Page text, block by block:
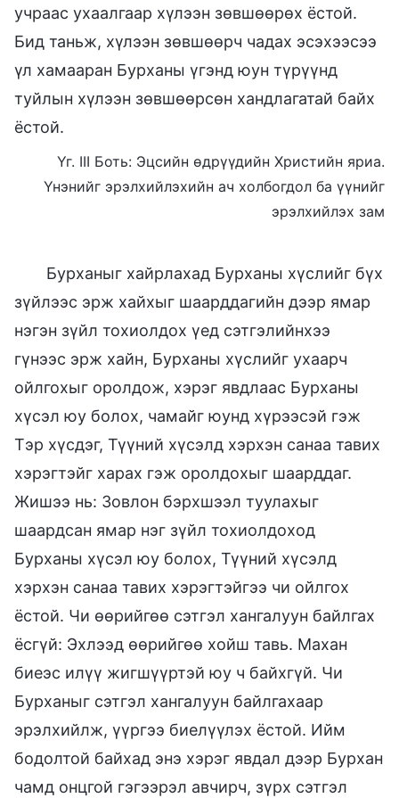
учраас ухаалгаар хүлээн зөвшөөрөх ёстой.
Бид таньж, хүлээн зөвшөөрч чадах эсэхээсээ
үл хамааран Бурханы үгэнд юун түрүүнд
туйлын хүлээн зөвшөөрсөн хандлагатай байх
ёстой.
Үг. III Боть: Эцсийн өдрүүдийн Христийн яриа.
Үнэнийг эрэлхийлэхийн ач холбогдол ба үүнийг
эрэлхийлэх зам
Бурханыг хайрлахад Бурханы хүслийг бүх
зүйлээс эрж хайхыг шаарддагийн дээр ямар
нэгэн зүйл тохиолдох үед сэтгэлийнхээ
гүнээс эрж хайн, Бурханы хүслийг ухаарч
ойлгохыг оролдож, хэрэг явдлаас Бурханы
хүсэл юу болох, чамайг юунд хүрээсэй гэж
Тэр хүсдэг, Түүний хүсэлд хэрхэн санаа тавих
хэрэгтэйг харах гэж оролдохыг шаарддаг.
Жишээ нь: Зовлон бэрхшээл туулахыг
шаардсан ямар нэг зүйл тохиолдоход
Бурханы хүсэл юу болох, Түүний хүсэлд
хэрхэн санаа тавих хэрэгтэйгээ чи ойлгох
ёстой. Чи өөрийгөө сэтгэл хангалуун байлгах
ёсгүй: Эхлээд өөрийгөө хойш тавь. Махан
биеэс илүү жигшүүртэй юу ч байхгүй. Чи
Бурханыг сэтгэл хангалуун байлгахаар
эрэлхийлж, үүргээ биелүүлэх ёстой. Ийм
бодолтой байхад энэ хэрэг явдал дээр Бурхан
чамд онцгой гэгээрэл авчирч, зүрх сэтгэл